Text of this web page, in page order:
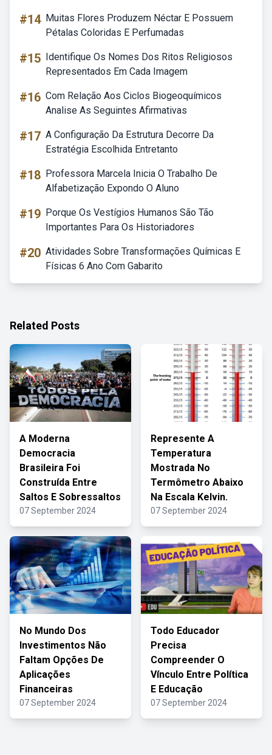
#14 Muitas Flores Produzem Néctar E Possuem
Pétalas Coloridas E Perfumadas
#15 Identifique Os Nomes Dos Ritos Religiosos
Representados Em Cada Imagem
#16 Com Relação Aos Ciclos Biogeoquímicos
Analise As Seguintes Afirmativas
#17 A Configuração Da Estrutura Decorre Da
Estratégia Escolhida Entretanto
#18 Professora Marcela Inicia O Trabalho De
Alfabetização Expondo O Aluno
#19 Porque Os Vestígios Humanos São Tão
Importantes Para Os Historiadores
#20 Atividades Sobre Transformações Químicas E
Físicas 6 Ano Com Gabarito
Related Posts
A Moderna
Democracia
Brasileira Foi
Construída Entre
Saltos E Sobressaltos
07 September 2024
Represente A
Temperatura
Mostrada No
Termômetro Abaixo
Na Escala Kelvin.
07 September 2024
No Mundo Dos
Investimentos Não
Faltam Opções De
Aplicações
Financeiras
07 September 2024
Todo Educador
Precisa
Compreender O
Vínculo Entre Política
E Educação
07 September 2024